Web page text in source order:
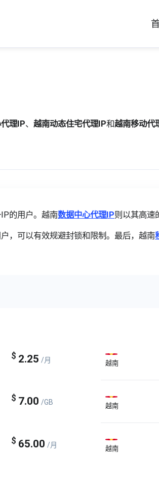
理IP、 越南动态住宅代理IP和越南移动代
的用户。越南数据中心代理IP则以其高速
，可以有效规避封锁和限制。最后，越南
$ 2.25 /月 越南
$ 7.00 /GB 越南
$ 65.00 /月 越南